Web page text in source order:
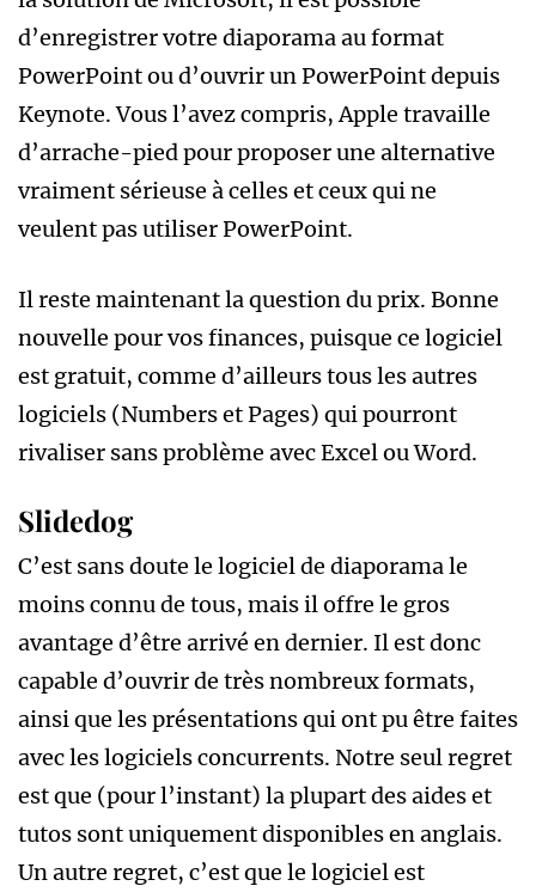
d’enregistrer votre diaporama au format
PowerPoint ou d’ouvrir un PowerPoint depuis
Keynote. Vous l’avez compris, Apple travaille
d’arrache-pied pour proposer une alternative
vraiment sérieuse à celles et ceux qui ne
veulent pas utiliser PowerPoint.
Il reste maintenant la question du prix. Bonne
nouvelle pour vos finances, puisque ce logiciel
est gratuit, comme d’ailleurs tous les autres
logiciels (Numbers et Pages) qui pourront
rivaliser sans problème avec Excel ou Word.
Slidedog
C’est sans doute le logiciel de diaporama le
moins connu de tous, mais il offre le gros
avantage d’être arrivé en dernier. Il est donc
capable d’ouvrir de très nombreux formats,
ainsi que les présentations qui ont pu être faites
avec les logiciels concurrents. Notre seul regret
est que (pour l’instant) la plupart des aides et
tutos sont uniquement disponibles en anglais.
Un autre regret, c’est que le logiciel est